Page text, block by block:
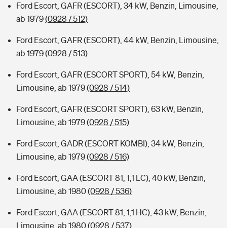
Ford Escort, GAFR (ESCORT), 34 kW, Benzin, Limousine,
ab 1979(0928 / 512)
Ford Escort, GAFR (ESCORT), 44 kW, Benzin, Limousine,
ab 1979(0928 / 513)
Ford Escort, GAFR (ESCORT SPORT), 54 kW, Benzin,
Limousine, ab 1979(0928 / 514)
Ford Escort, GAFR (ESCORT SPORT), 63 kW, Benzin,
Limousine, ab 1979(0928 / 515)
Ford Escort, GADR (ESCORT KOMBI), 34 kW, Benzin,
Limousine, ab 1979(0928 / 516)
Ford Escort, GAA (ESCORT 81, 1,1 LC), 40 kW, Benzin,
Limousine, ab 1980(0928 / 536)
Ford Escort, GAA (ESCORT 81, 1,1 HC), 43 kW, Benzin,
Limousine, ab 1980(0928 / 537)